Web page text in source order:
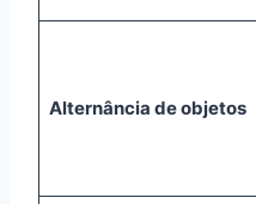
Alternância de objetos